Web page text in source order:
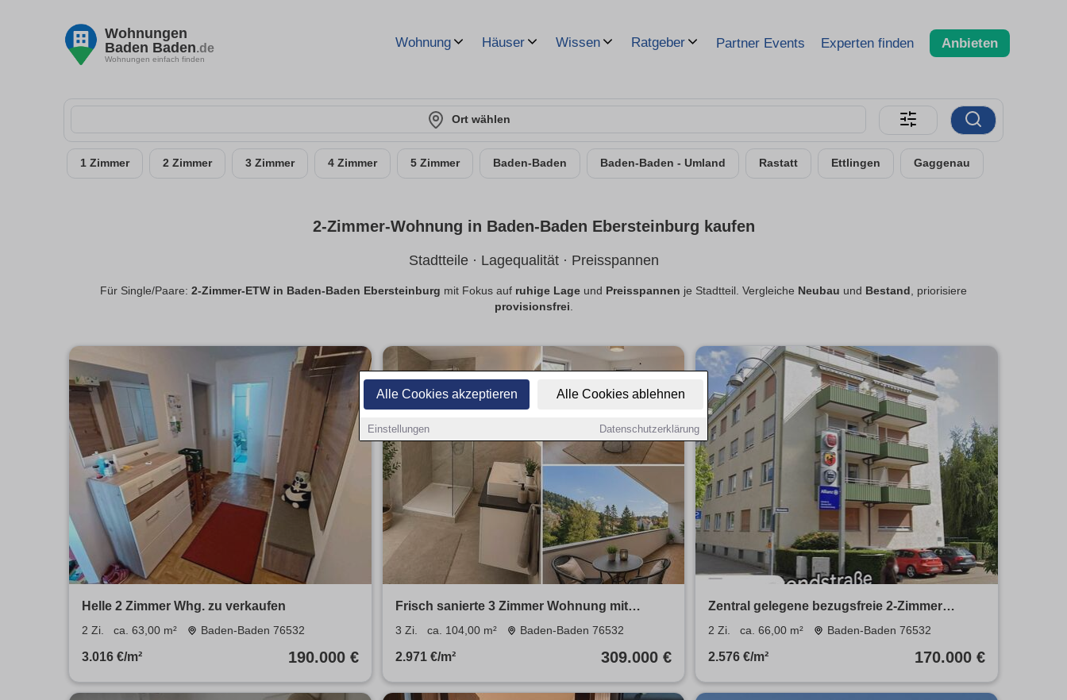
Alle Cookies akzeptieren Alle Cookies ablehnen
Einstellungen Datenschutzerklärung
Wohnungen
Baden Baden.de
Wohnungen einfach finden
Wohnung Häuser Wissen Ratgeber Partner Events Experten finden Anbieten
Ort wählen
1 Zimmer 2 Zimmer 3 Zimmer 4 Zimmer 5 Zimmer Baden-Baden Baden-Baden - Umland Rastatt Ettlingen Gaggenau
2-Zimmer-Wohnung in Baden-Baden Ebersteinburg kaufen
Stadtteile · Lagequalität · Preisspannen
Für Single/Paare: 2-Zimmer-ETW in Baden-Baden Ebersteinburg mit Fokus auf ruhige Lage und Preisspannen je Stadtteil. Vergleiche Neubau und Bestand , priorisiere
provisionsfrei.
Helle 2 Zimmer Whg. zu verkaufen
2 Zi. ca. 63,00 m² Baden-Baden 76532
3.016 €/m² 190.000 €
Frisch sanierte 3 Zimmer Wohnung mit
separatem Eingang und Garage
3 Zi. ca. 104,00 m² Baden-Baden 76532
2.971 €/m² 309.000 €
Zentral gelegene bezugsfreie 2-Zimmer
Eigentumswohung
2 Zi. ca. 66,00 m² Baden-Baden 76532
2.576 €/m² 170.000 €